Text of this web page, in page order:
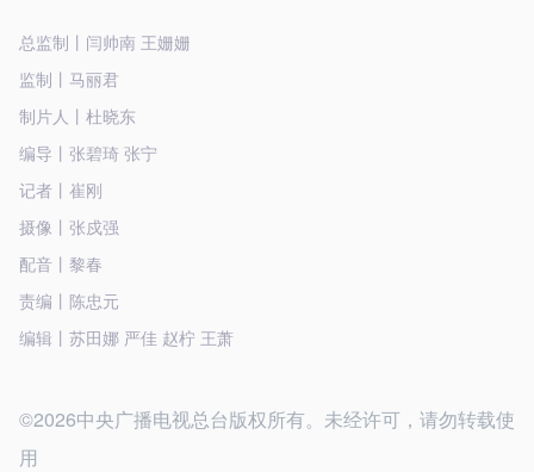
总监制丨闫帅南 王姗姗
监制丨马丽君
制片人丨杜晓东
编导丨张碧琦 张宁
记者丨崔刚
摄像丨张戍强
配音丨黎春
责编丨陈忠元
编辑丨苏田娜 严佳 赵柠 王萧
©2026中央广播电视总台版权所有。未经许可，请勿转载使
用